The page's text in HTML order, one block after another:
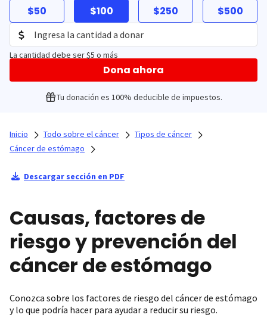
$50 $100 $250 $500
La cantidad debe ser $5 o más
Dona ahora
Tu donación es 100% deducible de impuestos.
Inicio Todo sobre el cáncer
Tipos de cáncer
Cáncer de estómago
Descargar sección en PDF
Causas, factores de
riesgo y prevención del
cáncer de estómago
Conozca sobre los factores de riesgo del cáncer de estómago
y lo que podría hacer para ayudar a reducir su riesgo.